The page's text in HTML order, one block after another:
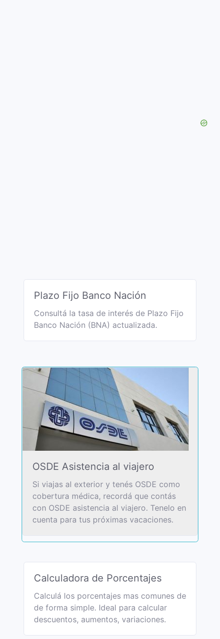
Plazo Fijo Banco Nación
Consultá la tasa de interés de Plazo Fijo
Banco Nación (BNA) actualizada.
OSDE Asistencia al viajero
Si viajas al exterior y tenés OSDE como
cobertura médica, recordá que contás
con OSDE asistencia al viajero. Tenelo en
cuenta para tus próximas vacaciones.
Calculadora de Porcentajes
Calculá los porcentajes mas comunes de
de forma simple. Ideal para calcular
descuentos, aumentos, variaciones.